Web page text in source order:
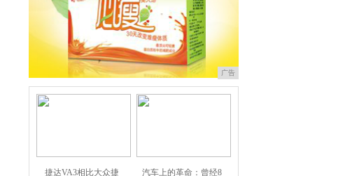
广告
捷达VA3相比大众捷 汽车上的革命：曾经8